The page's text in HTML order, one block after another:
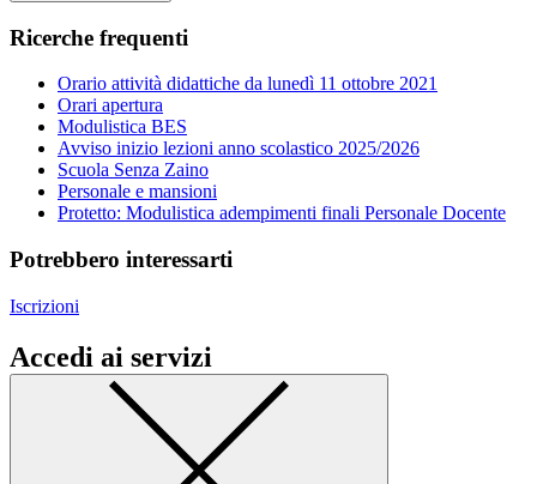
Ricerche frequenti
Orario attività didattiche da lunedì 11 ottobre 2021
Orari apertura
Modulistica BES
Avviso inizio lezioni anno scolastico 2025/2026
Scuola Senza Zaino
Personale e mansioni
Protetto: Modulistica adempimenti finali Personale Docente
Potrebbero interessarti
Iscrizioni
Accedi ai servizi